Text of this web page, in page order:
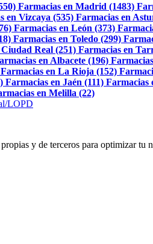
Farmacias en Madrid (1483)
en Vizcaya (535) Farmacias en
Farmacias en León (373)
Farmacias en Toledo (299)
Real (251) Farmacias en
en Albacete (196)
Farmacias en La Rioja (152)
Farmacias en Jaén (111) Farmacias
en Melilla (22)
LOPD
y de terceros para optimizar tu